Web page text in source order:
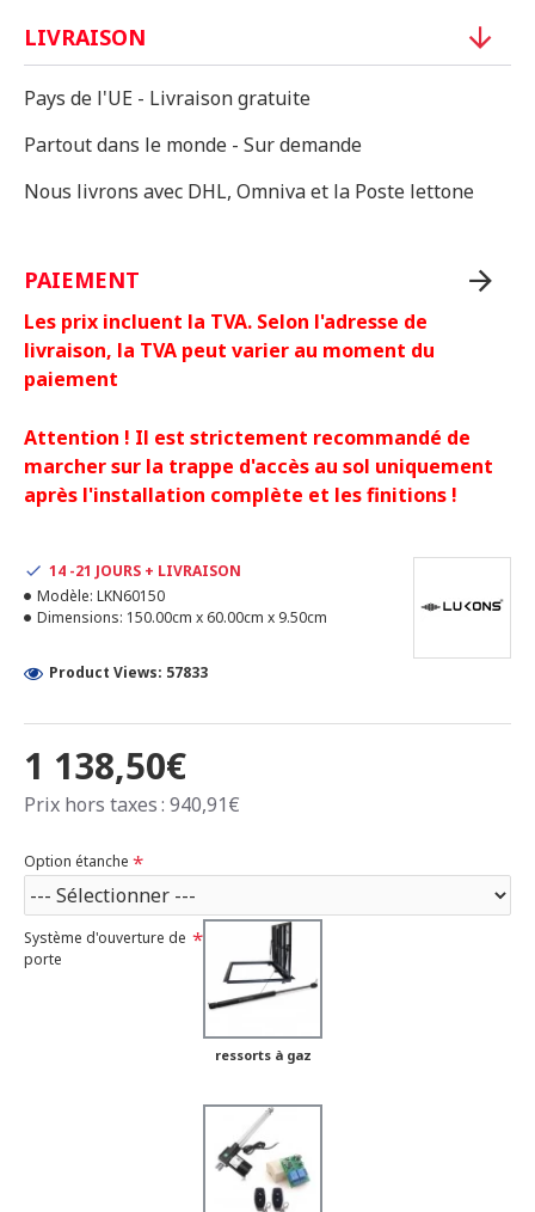
LIVRAISON
Pays de l'UE - Livraison gratuite
Partout dans le monde - Sur demande
Nous livrons avec DHL, Omniva et la Poste lettone
PAIEMENT
Les prix incluent la TVA. Selon l'adresse de
livraison, la TVA peut varier au moment du
paiement
Attention ! Il est strictement recommandé de
marcher sur la trappe d'accès au sol uniquement
après l'installation complète et les finitions !
1 138,50€
Prix hors taxes : 940,91€
14 -21 JOURS + LIVRAISON
Modèle: LKN60150
Dimensions: 150.00cm x 60.00cm x 9.50cm
Product Views: 57833
Option étanche
Système d'ouverture de
porte
ressorts à gaz